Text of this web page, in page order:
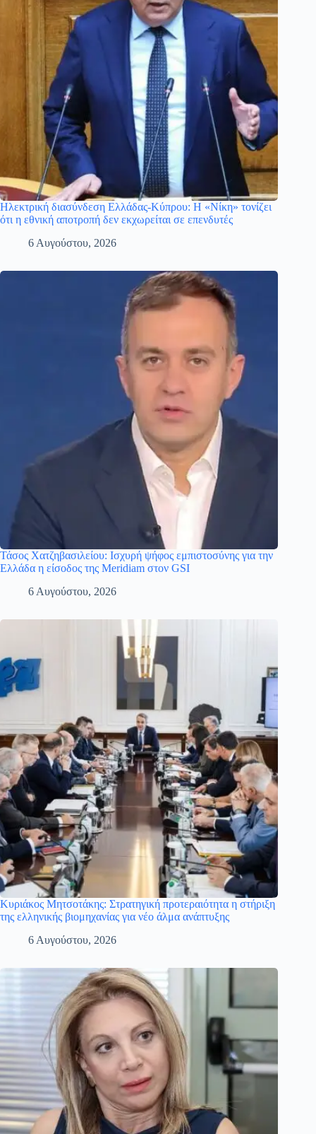
Ηλεκτρική διασύνδεση Ελλάδας-Κύπρου: Η «Νίκη» τονίζει
ότι η εθνική αποτροπή δεν εκχωρείται σε επενδυτές
6 Αυγούστου, 2026
Τάσος Χατζηβασιλείου: Ισχυρή ψήφος εμπιστοσύνης για την
Ελλάδα η είσοδος της Meridiam στον GSI
6 Αυγούστου, 2026
Κυριάκος Μητσοτάκης: Στρατηγική προτεραιότητα η στήριξη
της ελληνικής βιομηχανίας για νέο άλμα ανάπτυξης
6 Αυγούστου, 2026